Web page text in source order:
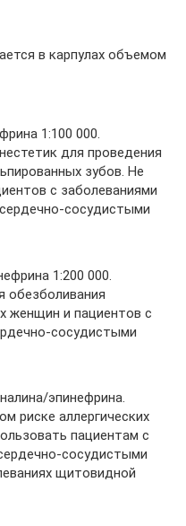
в карпулах объемом
1:100 000.
для проведения
зубов. Не
с заболеваниями
сосудистыми
1:200 000.
обезболивания
женщин и пациентов с
сосудистыми
эпинефрина.
риске аллергических
пациентам с
сосудистыми
щитовидной